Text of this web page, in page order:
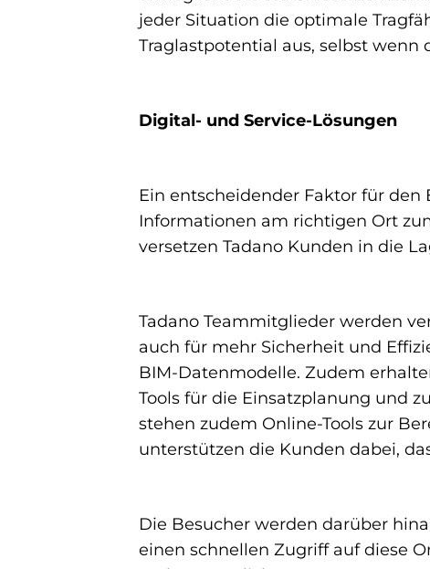
jeder Situation die optimale
Traglastpotential aus, selbst
Digital- und Service-Lösungen
Ein entscheidender Faktor für
Informationen am richtigen Ort
versetzen Tadano Kunden in die
Tadano Teammitglieder werden
auch für mehr Sicherheit und
BIM-Datenmodelle. Zudem
Tools für die Einsatzplanung und
stehen zudem Online-Tools zur
unterstützen die Kunden dabei,
Die Besucher werden darüber
einen schnellen Zugriff auf diese